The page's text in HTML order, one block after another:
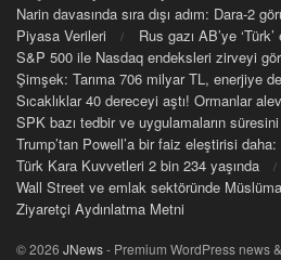
Narin davasında sıra dışı adım: Dara-2
Piyasa Verileri
Rus gazı AB’ye
S&P 500 ile Nasdaq endeksleri zirveyi
Şimşek: Tarıma 706 milyar TL, enerjiye
Sıcaklıklar 40 dereceyi aştı! Ormanlar
SPK bazı tedbir ve uygulamaların süresini
Trump’tan Powell’a bir faiz eleştirisi daha:
Türk Kara Kuvvetleri 2 bin 234 yaşında
Wall Street ve emlak sektöründe
Ziyaretçi Aydınlatma Metni
© 2026 JNews- Premium WordPress news